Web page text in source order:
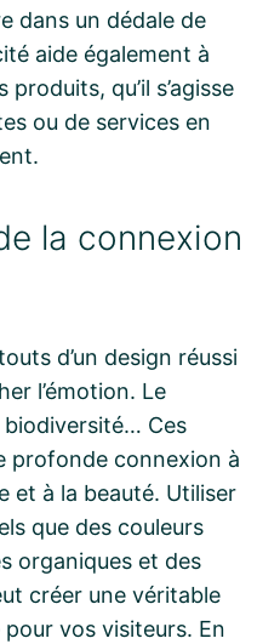
dans un dédale de
aide également à
qu’il s’agisse
ou de services en
la connexion
d’un design réussi
l’émotion. Le
biodiversité… Ces
profonde connexion à
et à la beauté. Utiliser
que des couleurs
organiques et des
créer une véritable
vos visiteurs. En